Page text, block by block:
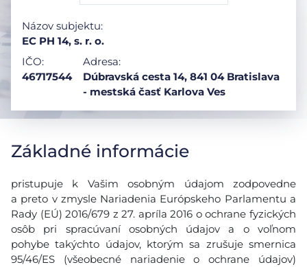
Názov subjektu:
EC PH 14, s. r. o.
IČO:
46717544
Adresa:
Dúbravská cesta 14, 841 04 Bratislava
- mestská časť Karlova Ves
Základné informácie
pristupuje k Vašim osobným údajom zodpovedne
a preto v zmysle Nariadenia Európskeho Parlamentu a
Rady (EÚ) 2016/679 z 27. apríla 2016 o ochrane fyzických
osôb pri spracúvaní osobných údajov a o voľnom
pohybe takýchto údajov, ktorým sa zrušuje smernica
95/46/ES (všeobecné nariadenie o ochrane údajov)